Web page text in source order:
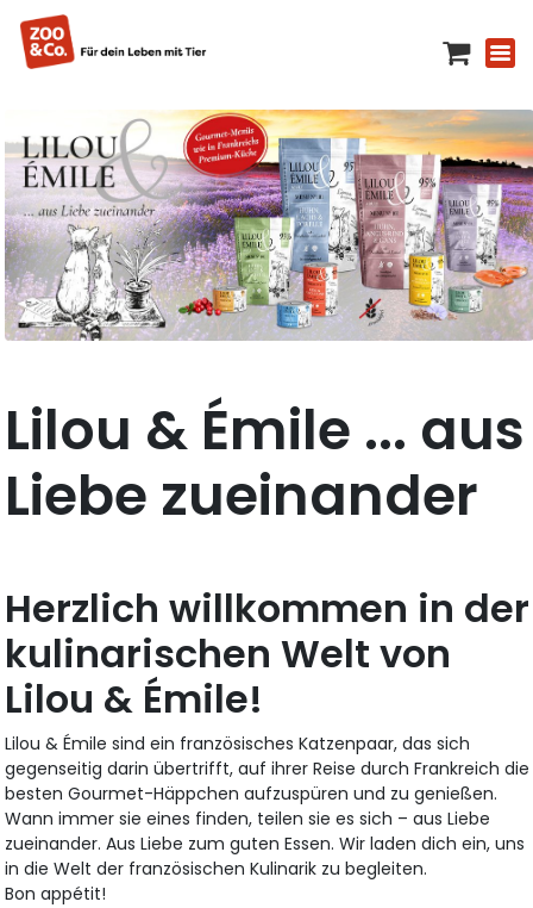
Lilou & Émile ... aus
Liebe zueinander
Herzlich willkommen in der
kulinarischen Welt von
Lilou & Émile!
Lilou & Émile sind ein französisches Katzenpaar, das sich
gegenseitig darin übertrifft, auf ihrer Reise durch Frankreich die
besten Gourmet-Häppchen aufzuspüren und zu genießen.
Wann immer sie eines finden, teilen sie es sich – aus Liebe
zueinander. Aus Liebe zum guten Essen. Wir laden dich ein, uns
in die Welt der französischen Kulinarik zu begleiten.
Bon appétit!